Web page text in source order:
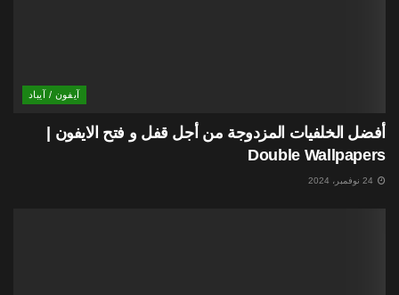
آيفون / آيباد
أفضل الخلفيات المزدوجة من أجل قفل و فتح الايفون |
Double Wallpapers